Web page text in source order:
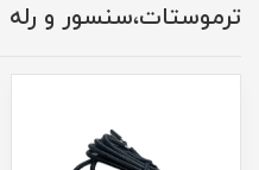
ترموستات،سنسور و رله